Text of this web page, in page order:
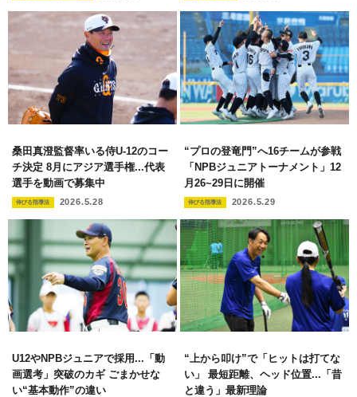
桑田真澄監督率いる侍U-12のコー
チ決定 8月にアジア選手権...代表
選手を動画で募集中
伸びる指導法 2026.5.28
“プロの登竜門”へ16チームが参戦
「NPBジュニアトーナメント」12
月26~29日に開催
伸びる指導法 2026.5.29
U12やNPBジュニアで採用...「動
画選考」突破のカギ ごまかせな
い“基本動作”の違い
“上から叩け”で「ヒットは打てな
い」 最短距離、ヘッド位置...「昔
と違う」最新理論